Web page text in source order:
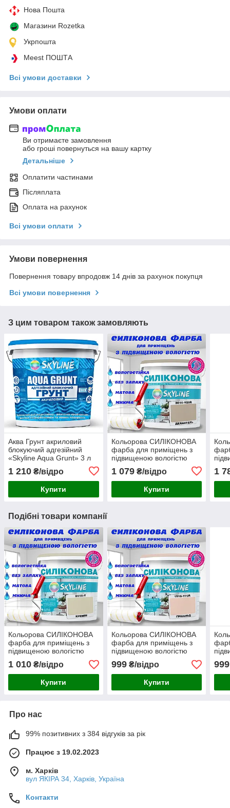
Нова Пошта
Магазини Rozetka
Укрпошта
Meest ПОШТА
Всі умови доставки
Умови оплати
Ви отримаєте замовлення
або гроші повернуться на вашу картку
Детальніше
Оплатити частинами
Післяплата
Оплата на рахунок
Всі умови оплати
Умови повернення
Повернення товару впродовж 14 днів за рахунок покупця
Всі умови повернення
З цим товаром також замовляють
Аква Грунт акриловий
блокуючий адгезійний
«Skyline Aqua Grunt» 3 л
поверхонь)
1 210 ₴/відро
Купити
Кольорова СИЛІКОНОВА
фарба для приміщень з
підвищеною вологістю
матова емаль SkyLine
Делантель 3 л
1 079₴/відро
Купити
1
Подібні товари компанії
Кольорова СИЛІКОНОВА
фарба для приміщень з
підвищеною вологістю
миюча протигрибкова
матова емаль SkyLine
Кремін 3 л
1 010 ₴/відро
Купити
Кольорова СИЛІКОНОВА
фарба для приміщень з
підвищеною вологістю
миюча протигрибкова
матова емаль SkyLine
Грівальд 3 л
999₴/відро
Купити
999
Про нас
99% позитивних з 384 відгуків за рік
Працює з 19.02.2023
м. Харків
вул ЯКІРА 34, Харків, Україна
Контакти